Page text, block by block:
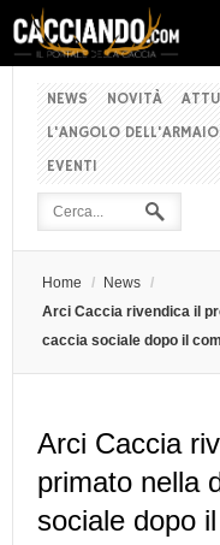
NEWS NOVITÀ
L'ANGOLO
EVENTI
Home / News /
Arci Caccia rivendica il
caccia sociale dopo il
Arci Caccia
primato nella
sociale dopo